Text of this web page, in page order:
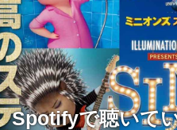
Spotifyで聴いて